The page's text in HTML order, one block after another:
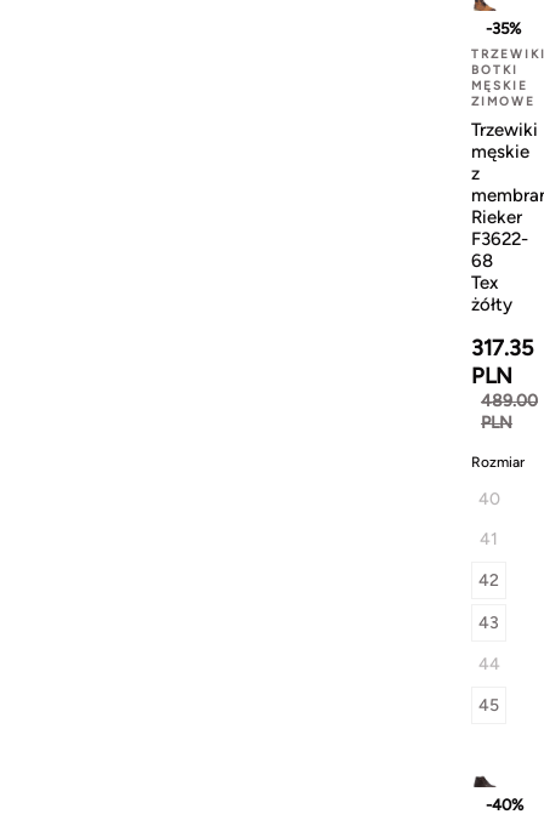
-35%
BOTKI
MĘSKIE
ZIMOWE
Trzewiki
męskie
z
Rieker
F3622-
68
Tex
żółty
317.35
PLN
489.00
PLN
Rozmiar
40
41
42
43
44
45
-40%